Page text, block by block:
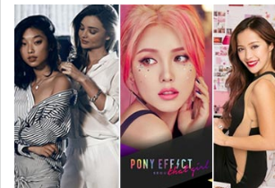
跟随电影去旅行：布拉格 在这里邂逅特工、寻找浪漫